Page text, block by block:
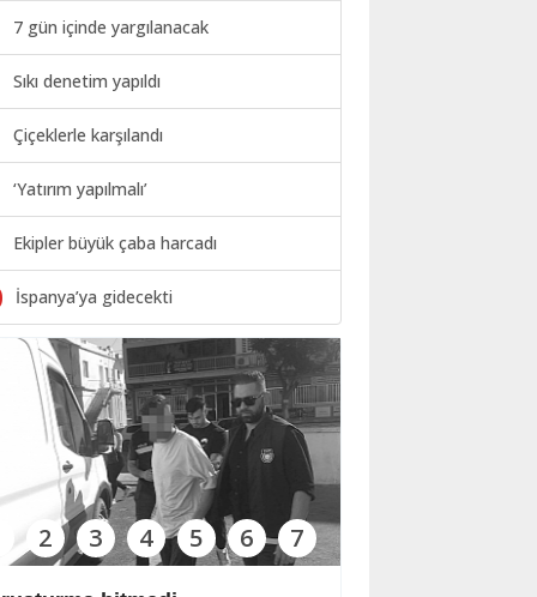
7 gün içinde yargılanacak
Sıkı denetim yapıldı
Çiçeklerle karşılandı
‘Yatırım yapılmalı’
Ekipler büyük çaba harcadı
İspanya’ya gidecekti
2 3 4 5 6 7